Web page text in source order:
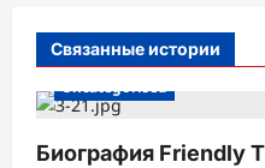
Связанные истории
Uncategorised
Биография Friendly